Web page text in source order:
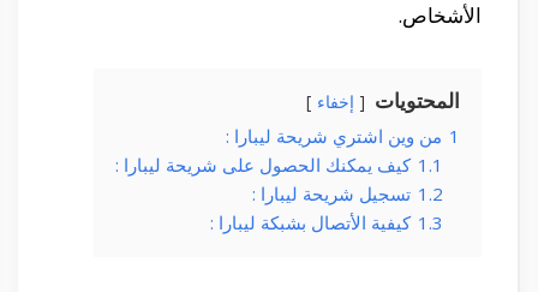
الأشخاص.
المحتويات إخفاء
1 من وين اشتري شريحة ليبارا :
1.1 كيف يمكنك الحصول على شريحة ليبارا :
1.2 تسجيل شريحة ليبارا :
1.3 كيفية الأتصال بشبكة ليبارا :